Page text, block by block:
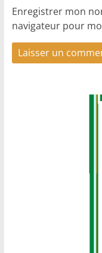
Enregistrer mon
navigateur pour